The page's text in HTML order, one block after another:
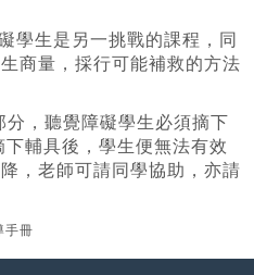
學生是另一挑戰的課程，同
商量，採行可能補救的方法
，聽覺障礙學生必須摘下
輔具後，學生便無法有效
，老師可請同學協助，亦請
手冊